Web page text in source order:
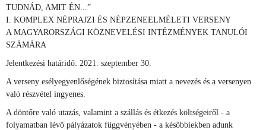
TUDNÁD, AMIT ÉN...”
I. KOMPLEX NÉPRAJZI ÉS NÉPZENEELMÉLETI VERSENY
A MAGYARORSZÁGI KÖZNEVELÉSI INTÉZMÉNYEK TANULÓI
SZÁMÁRA
Jelentkezési határidő: 2021. szeptember 30.
A verseny esélyegyenlőségének biztosítása miatt a nevezés és a versenyen
való részvétel ingyenes.
A döntőre való utazás, valamint a szállás és étkezés költségeiről - a
folyamatban lévő pályázatok függvényében - a későbbiekben adunk